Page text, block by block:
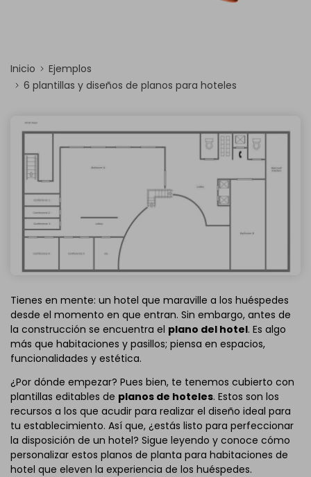
Inicio
Ejemplos
6 plantillas y diseños de planos para hoteles
Tienes en mente: un hotel que maraville a los huéspedes
desde el momento en que entran. Sin embargo, antes de
la construcción se encuentra el plano del hotel. Es algo
más que habitaciones y pasillos; piensa en espacios,
funcionalidades y estética.
¿Por dónde empezar? Pues bien, te tenemos cubierto con
plantillas editables de planos de hoteles. Estos son los
recursos a los que acudir para realizar el diseño ideal para
tu establecimiento. Así que, ¿estás listo para perfeccionar
la disposición de un hotel? Sigue leyendo y conoce cómo
personalizar estos planos de planta para habitaciones de
hotel que eleven la experiencia de los huéspedes.